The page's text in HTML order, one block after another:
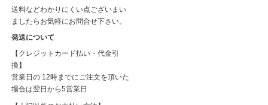
送料などわかりにくい点ございまい
ましたらお気軽にお問合せ下さい。
発送について
【クレジットカード払い・代金引
換】
営業日の 12時までにご注文を頂いた
場合は翌日から5営業日